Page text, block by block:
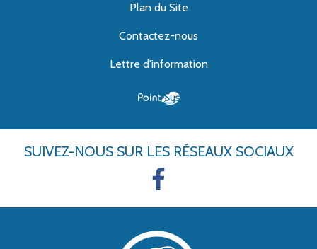
Plan du Site
Contactez-nous
Lettre d'information
SUIVEZ-NOUS SUR LES RÉSEAUX SOCIAUX